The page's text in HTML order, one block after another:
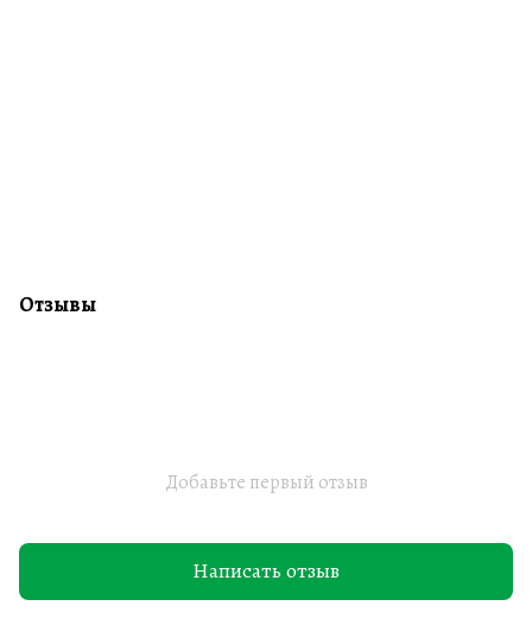
Отзывы
Добавьте первый отзыв
Написать отзыв